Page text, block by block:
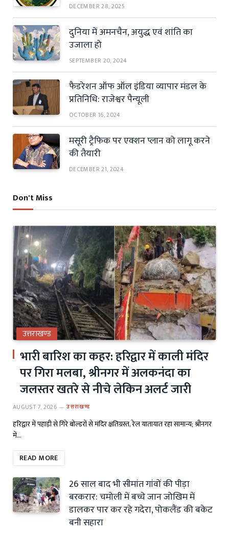
DECEMBER 28, 2025
दुनिया में अमनचैन, अयुद्ध एवं शांति का
उजाला हो
SEPTEMBER 20, 2024
फैडरेशन ऑफ ऑल इंडिया व्यापार मंडल के
प्रतिनिधि: राजेश्वर पैन्यूली
OCTOBER 16, 2024
मसूरी ट्रैफिक पर एक्शन प्लान को लागू करने
की तैयारी
DECEMBER 21, 2024
Don't Miss
उत्तराखण्ड
भारी बारिश का कहर: हरिद्वार में काली मंदिर
पर गिरा मलबा, श्रीनगर में अलकनंदा का
जलस्तर खतरे से नीचे लेकिन अलर्ट जारी
AUGUST 7, 2026 उत्तराखण्ड
हरिद्वार में पहाड़ी से गिरे बोल्डरों से मंदिर क्षतिग्रस्त, रेल यातायात रहा सामान्य; श्रीनगर
में…
READ MORE
26 साल बाद भी सीमांत गांवों की पीड़ा
बरकरार: चमोली में बच्चे जान जोखिम में
डालकर पार कर रहे गदेरा, पोकलैंड की बकेट
बनी सहारा